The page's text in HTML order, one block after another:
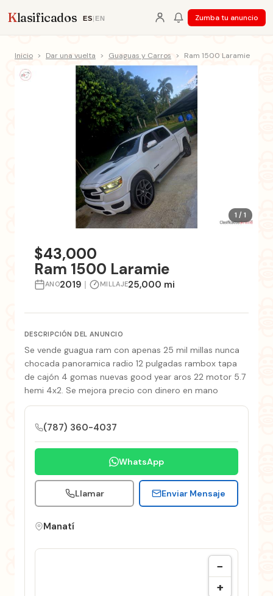
Klasificados ES| EN Zumba tu anuncio
Inicio > Dar una vuelta > Guaguas y Carros > Ram 1500 Laramie
1 / 1
$43,000
Ram 1500 Laramie
ANO2019 | MILLAJE25,000 mi
DESCRIPCIÓN DEL ANUNCIO
Se vende guagua ram con apenas 25 mil millas nunca
chocada panoramica radio 12 pulgadas rambox tapa
de cajón 4 gomas nuevas good year aros 22 motor 5.7
hemi 4x2. Se mejora precio con dinero en mano
(787) 360-4037
WhatsApp
Llamar Enviar Mensaje
Manatí
−
+